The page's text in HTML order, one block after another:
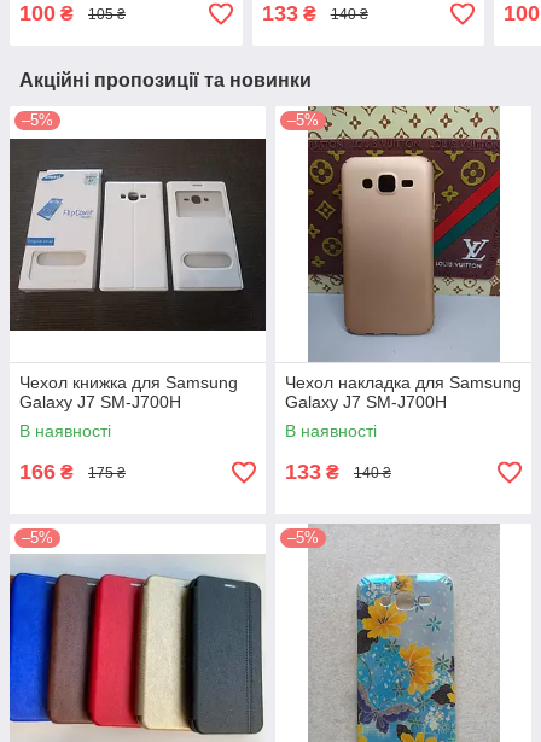
100 ₴ 105 ₴ 133₴ 140 ₴ 100
Акційні пропозиції та новинки
–5%
Чехол книжка для Samsung
Galaxy J7 SM-J700H
В наявності
166 ₴ 175 ₴
–5%
Чехол накладка для Samsung
Galaxy J7 SM-J700H
В наявності
133 ₴ 140 ₴
–5% –5%